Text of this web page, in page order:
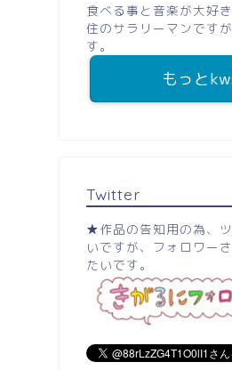
食べる事と音楽が大好
住のサラリーマンです
す。
もっと
Twitter
★作品の告知用の為、
いですが、フォロワー
たいです。